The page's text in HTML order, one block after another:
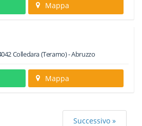
Mappa
Colledara(Teramo) -Abruzzo
Mappa
Successivo »